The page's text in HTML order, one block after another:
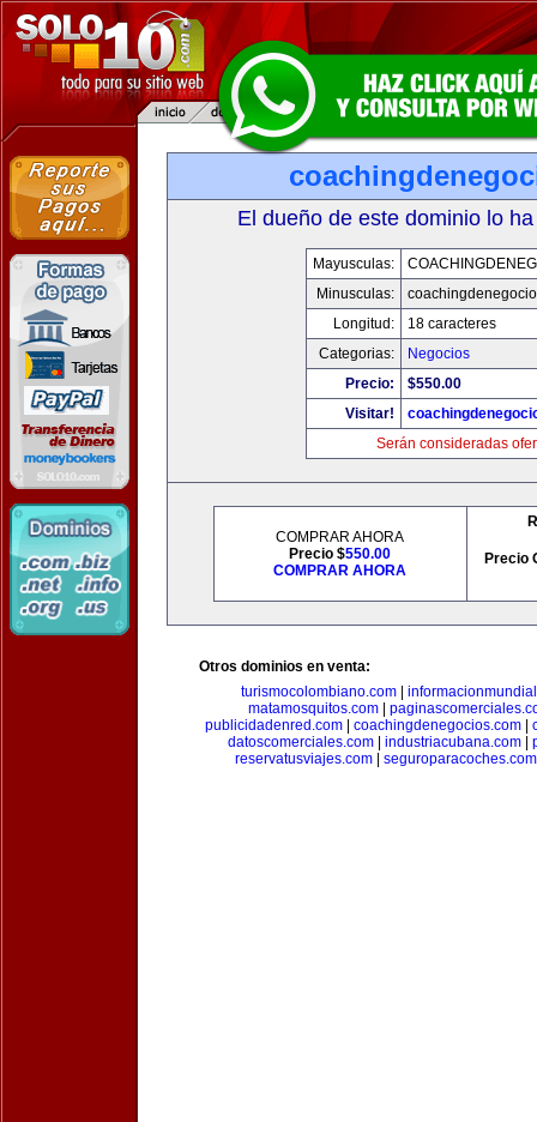
El dueño de este dominio lo
Mayusculas:
Minusculas:
Longitud:
18 caracteres
Categorias:
Negocios
Precio:
$550.00
Visitar!
Serán consideradas
COMPRAR AHORA
Precio $550.00
COMPRAR AHORA
Precio
Otros dominios en venta:
turismocolombiano.com
matamosquitos.com|
publicidadenred.com| coachingdenegocios.com|
datoscomerciales.com| industriacubana.com|
reservatusviajes.com| seguroparacoches.com